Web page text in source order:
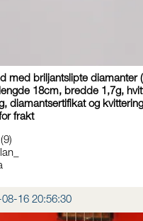
med briljantslipte diamanter
18cm, bredde 1,7g,
diamantsertifikat og
frakt
(9)
16 20:56:30